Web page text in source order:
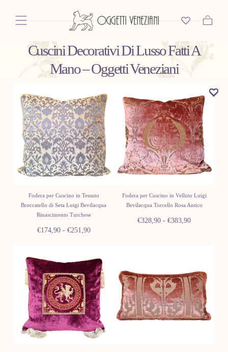
Cuscini Decorativi Di Lusso Fatti A
Mano – Oggetti Veneziani
Fodera per Cuscino in Tessuto
Broccatello di Seta Luigi Bevilacqua
Rinascimento Turchese
Prezzo
€174,90 - Prezzo
€251,90
Fodera per Cuscino in Velluto Luigi
Bevilacqua Torcello Rosa Antico
Prezzo
€328,90 - Prezzo
€383,90